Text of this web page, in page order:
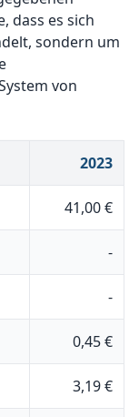
dass es sich
sondern um
von
2023
41,00 €
-
-
0,45 €
3,19 €